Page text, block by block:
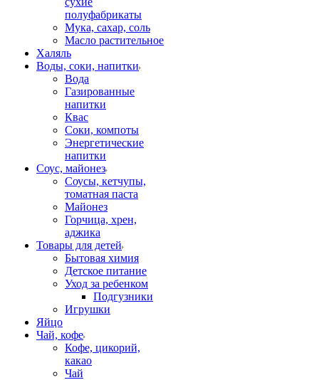
полуфабрикаты
Мука, сахар, соль
Масло растительное
Халяль
Воды, соки, напитки
Вода
Газированные
напитки
Квас
Соки, компоты
Энергетические
напитки
Соус, майонез
Соусы, кетчупы,
томатная паста
Майонез
Горчица, хрен,
аджика
Товары для детей
Бытовая химия
Детское питание
Уход за ребенком
Подгузники
Игрушки
Яйцо
Чай, кофе
Кофе, цикорий,
какао
Чай